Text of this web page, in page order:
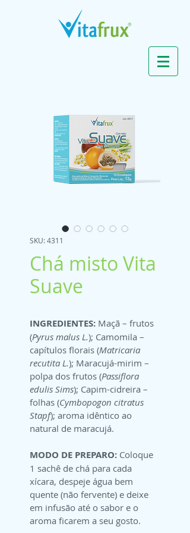
SKU: 4311
Chá misto Vita
Suave
INGREDIENTES: Maçã – frutos
(Pyrus malus L.); Camomila –
capítulos florais (Matricaria
recutita L.); Maracujá-mirim –
polpa dos frutos (Passiflora
edulis Sims); Capim-cidreira –
folhas (Cymbopogon citratus
Stapf); aroma idêntico ao
natural de maracujá.
MODO DE PREPARO: Coloque
1 sachê de chá para cada
xícara, despeje água bem
quente (não fervente) e deixe
em infusão até o sabor e o
aroma ficarem a seu gosto.